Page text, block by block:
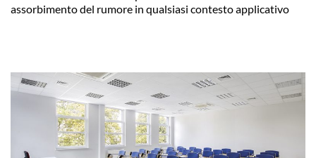
assorbimento del rumore in qualsiasi contesto applicativo